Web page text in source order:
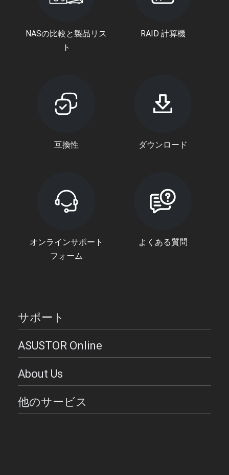
NASの比較と製品リス
ト
RAID 計算機
互換性 ダウンロード
オンラインサポート
フォーム
よくある質問
サポート
ASUSTOR Online
About Us
他のサービス